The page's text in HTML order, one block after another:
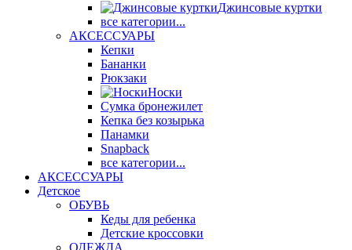
Джинсовые куртки
все категории...
АКСЕССУАРЫ
Кепки
Бананки
Рюкзаки
Носки
Сумка бронежилет
Кепка без козырька
Панамки
Snapback
все категории...
АКСЕССУАРЫ
Детское
ОБУВЬ
Кеды для ребенка
Детские кроссовки
ОДЕЖДА